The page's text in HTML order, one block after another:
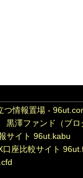
つ情報置場 -
澤ファンド（ブロ
サイト 96ut.kabu
座比較サイト